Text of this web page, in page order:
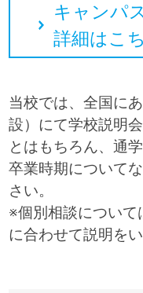
キャンパ
詳細はこ
当校では、全国に
設）にて学校説明
とはもちろん、通
卒業時期について
さい。
※個別相談について
に合わせて説明をい